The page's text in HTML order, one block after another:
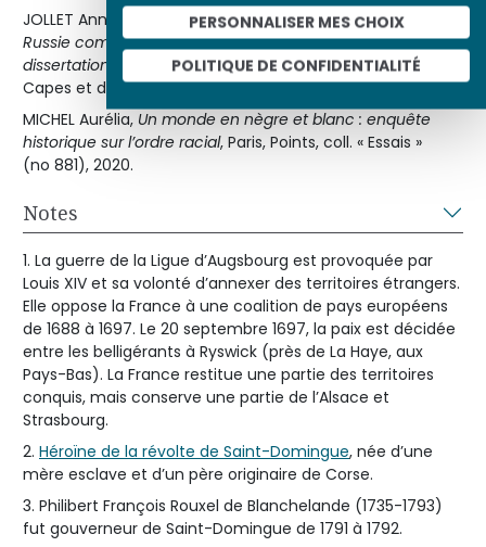
PERSONNALISER MES CHOIX
POLITIQUE DE CONFIDENTIALITÉ
JOLLET Anne (dir.),
Révoltes et révolutions en Europe,
Russie comprise, et aux Amériques de 1773 à 1803 en
dissertations corrigées, Paris, Ellipses, coll. « Les dossiers du
Capes et de l’agrégation », 2005.
MICHEL Aurélia, Un monde en nègre et blanc : enquête
historique sur l’ordre racial, Paris, Points, coll. « Essais »
(no 881), 2020.
Notes
1. La guerre de la Ligue d’Augsbourg est provoquée par
Louis XIV et sa volonté d’annexer des territoires étrangers.
Elle oppose la France à une coalition de pays européens
de 1688 à 1697. Le 20 septembre 1697, la paix est décidée
entre les belligérants à Ryswick (près de La Haye, aux
Pays-Bas). La France restitue une partie des territoires
conquis, mais conserve une partie de l’Alsace et
Strasbourg.
2. Héroïne de la révolte de Saint-Domingue, née d’une
mère esclave et d’un père originaire de Corse.
3. Philibert François Rouxel de Blanchelande (1735-1793)
fut gouverneur de Saint-Domingue de 1791 à 1792.